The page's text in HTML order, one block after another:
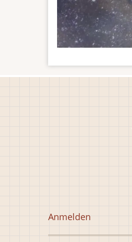
Benutzermenü
Anmelden